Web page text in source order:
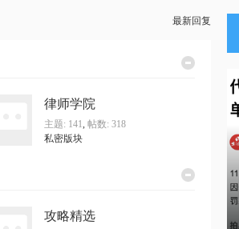
最新回复
律师学院
主题: 141, 帖数: 318
私密版块
攻略精选
温，已是必然